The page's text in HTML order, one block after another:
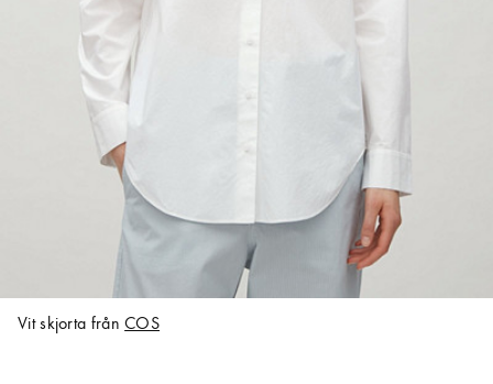
Vit skjorta frånCOS